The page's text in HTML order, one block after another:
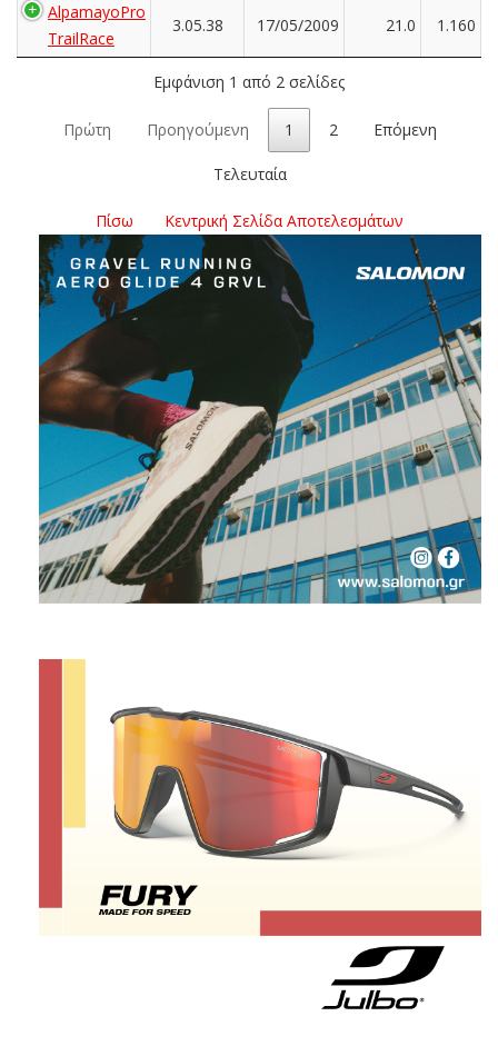
AlpamayoPro
TrailRace
3.05.38 17/05/2009 21.0 1.160
Εμφάνιση 1 από 2 σελίδες
Πρώτη Προηγούμενη 1 2 Επόμενη
Τελευταία
Πίσω Κεντρική Σελίδα Αποτελεσμάτων